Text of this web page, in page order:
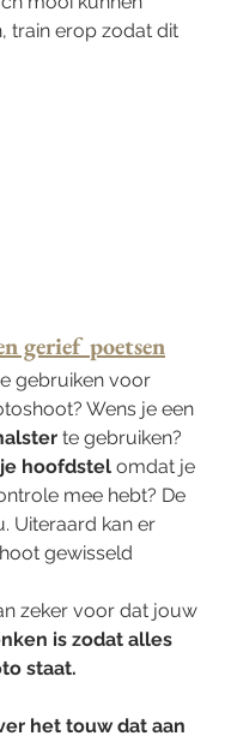
train erop zodat dit
gerief poetsen
gebruiken voor
Wens je een
te gebruiken?
je hoofdstel omdat je
mee hebt? De
Uiteraard kan er
gewisseld
zeker voor dat jouw
is zodat alles
staat.
het touw dat aan